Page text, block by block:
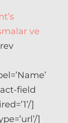
ve
field
]
]